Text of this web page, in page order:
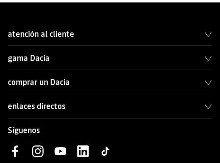
atención al cliente
gama Dacia
comprar un Dacia
enlaces directos
Síguenos